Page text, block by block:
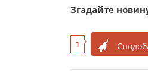
Згадайте
1